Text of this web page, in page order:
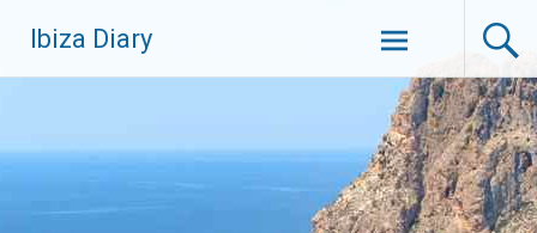
Inhalt
springen
Ibiza Diary